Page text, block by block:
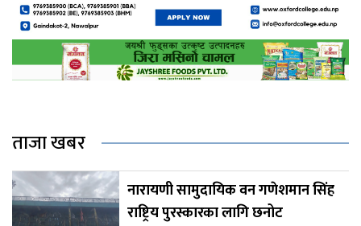
ताजा खबर
नारायणी सामुदायिक वन गणेशमान सिंह
राष्ट्रिय पुरस्कारका लागि छनोट